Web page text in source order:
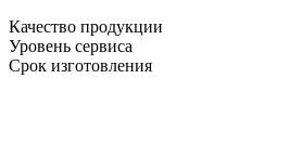
Качество продукции
Уровень сервиса
Срок изготовления